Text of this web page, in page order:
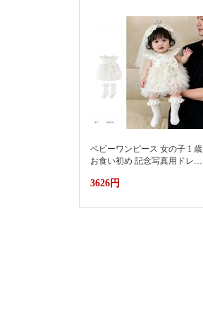
ベビーワンピース 女の子 1 歳
お食い初め 記念写真用ドレス
周礼服裙子婴儿夏装连衣裙蛋
3626円